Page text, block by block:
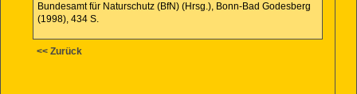
Bundesamt für Naturschutz (BfN) (Hrsg.), Bonn-Bad Godesberg
(1998), 434 S.
<< Zurück